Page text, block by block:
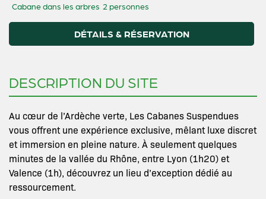
Cabane dans les arbres 2 personnes
DÉTAILS & RÉSERVATION
DESCRIPTION DU SITE
Au cœur de l’Ardèche verte, Les Cabanes Suspendues
vous offrent une expérience exclusive, mêlant luxe discret
et immersion en pleine nature. À seulement quelques
minutes de la vallée du Rhône, entre Lyon (1h20) et
Valence (1h), découvrez un lieu d’exception dédié au
ressourcement.